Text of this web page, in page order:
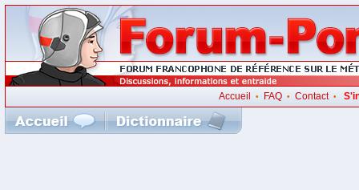
Accueil • FAQ •Contact•